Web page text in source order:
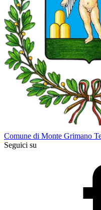
Comune di Monte Grimano
Seguici su